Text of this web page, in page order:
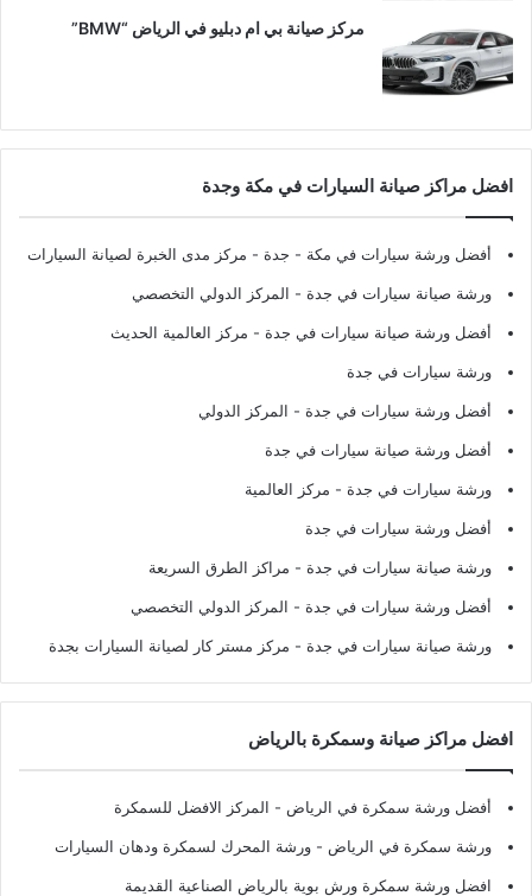
مركز صيانة بي ام دبليو في الرياض “BMW”
افضل مراكز صيانة السيارات في مكة وجدة
أفضل ورشة سيارات في مكة - جدة - مركز مدى الخبرة لصيانة السيارات
ورشة صيانة سيارات في جدة - المركز الدولي التخصصي
أفضل ورشة صيانة سيارات في جدة - مركز العالمية الحديث
ورشة سيارات في جدة
أفضل ورشة سيارات في جدة - المركز الدولي
أفضل ورشة صيانة سيارات في جدة
ورشة سيارات في جدة - مركز العالمية
أفضل ورشة سيارات في جدة
ورشة صيانة سيارات في جدة - مراكز الطرق السريعة
أفضل ورشة سيارات في جدة - المركز الدولي التخصصي
ورشة صيانة سيارات في جدة - مركز مستر كار لصيانة السيارات بجدة
افضل مراكز صيانة وسمكرة بالرياض
أفضل ورشة سمكرة في الرياض - المركز الافضل للسمكرة
ورشة سمكرة في الرياض - ورشة المحرك لسمكرة ودهان السيارات
افضل ورشة سمكرة ورش بوية بالرياض الصناعية القديمة